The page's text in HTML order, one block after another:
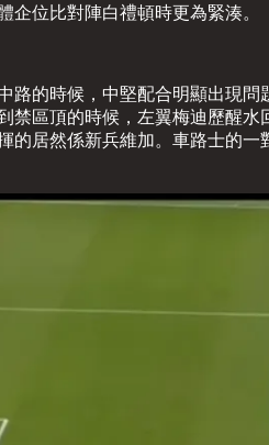
位比對陣白禮頓時更為緊湊。
的時候，中堅配合明顯出現
區頂的時候，左翼梅迪歷醒
居然係新兵維加。車路士的